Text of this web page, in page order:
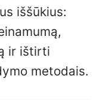
iššūkius:
ir ištirti
metodais.